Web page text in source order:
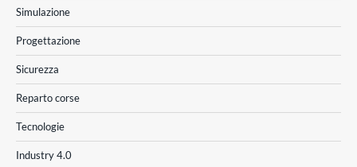
Simulazione
Progettazione
Sicurezza
Reparto corse
Tecnologie
Industry 4.0